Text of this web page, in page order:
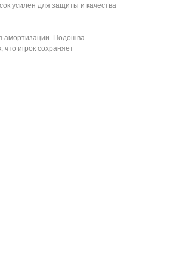
усилен для защиты и качества
амортизации. Подошва
игрок сохраняет